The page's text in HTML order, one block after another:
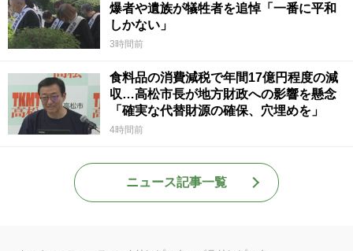
爆者や遺族が犠牲者を追悼「一番に平和
しかない」
3時間前
食料品の消費減税で年間17億円程度の減
収…高松市長が地方財政への影響を懸念
「確実な代替財源の確保、穴埋めを」
4時間前
ニュース記事一覧